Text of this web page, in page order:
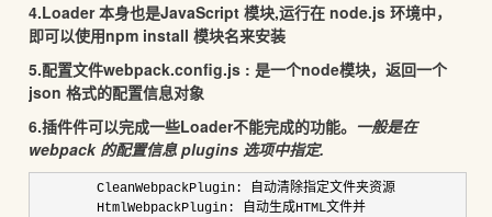
4.Loader 本身也是JavaScript 模块,运行在 node.js 环境中，
即可以使用npm install 模块名来安装
5.配置文件webpack.config.js : 是一个node模块，返回一个
json 格式的配置信息对象
6.插件件可以完成一些Loader不能完成的功能。 一般是在
webpack 的配置信息 plugins 选项中指定.
CleanWebpackPlugin: 自动清除指定文件夹资源
HtmlWebpackPlugin: 自动生成HTML文件并